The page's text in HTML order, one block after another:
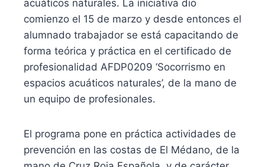
acuáticos naturales. La iniciativa dio
comienzo el 15 de marzo y desde entonces el
alumnado trabajador se está capacitando de
forma teórica y práctica en el certificado de
profesionalidad AFDP0209 ‘Socorrismo en
espacios acuáticos naturales’, de la mano de
un equipo de profesionales.
El programa pone en práctica actividades de
prevención en las costas de El Médano, de la